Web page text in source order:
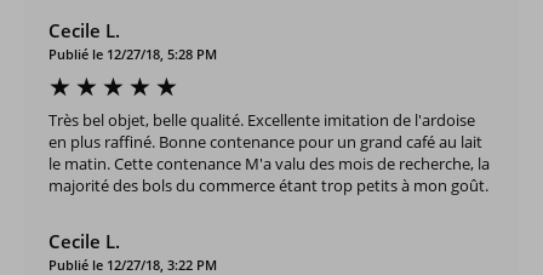
Cecile L.
Publié le 12/27/18, 5:28 PM
Très bel objet, belle qualité. Excellente imitation de l'ardoise
en plus raffiné. Bonne contenance pour un grand café au lait
le matin. Cette contenance M'a valu des mois de recherche, la
majorité des bols du commerce étant trop petits à mon goût.
Cecile L.
Publié le 12/27/18, 3:22 PM